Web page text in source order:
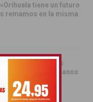
tiene un futuro
remamos en la misma
a los cargos
de Moros y Cristianos